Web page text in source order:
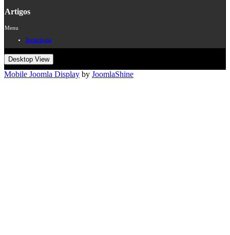
Artigos
Menu
Tecnologia
Desktop View
Mobile Joomla Display by JoomlaShine